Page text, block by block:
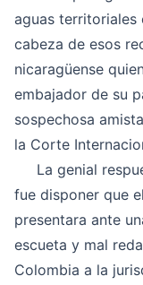
aguas territoriales
cabeza de esos
nicaragüense
embajador de su
sospechosa
la Corte
La genial
fue disponer que
presentara ante
escueta y mal
Colombia a la